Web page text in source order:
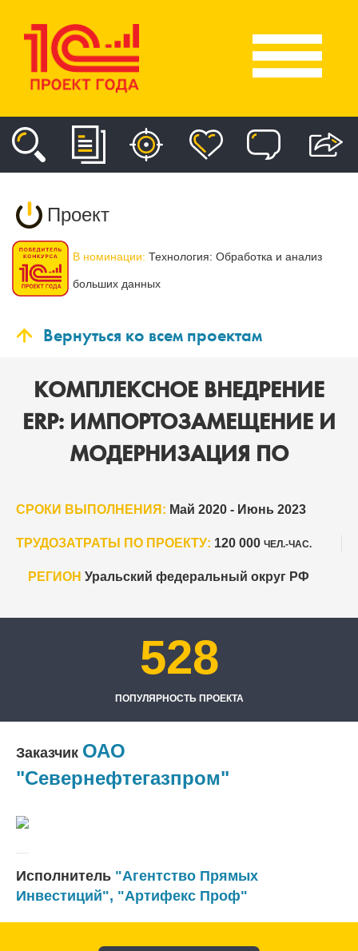
Проект
В номинации: Технология: Обработка и анализ
больших данных
Вернуться ко всем проектам
КОМПЛЕКСНОЕ ВНЕДРЕНИЕ
ERP: ИМПОРТОЗАМЕЩЕНИЕ И
МОДЕРНИЗАЦИЯ ПО
СРОКИ ВЫПОЛНЕНИЯ: Май 2020 - Июнь 2023
ТРУДОЗАТРАТЫ ПО ПРОЕКТУ: 120 000 ЧЕЛ.-ЧАС.
РЕГИОН Уральский федеральный округ РФ
528
ПОПУЛЯРНОСТЬ ПРОЕКТА
Заказчик ОАО
"Севернефтегазпром"
Исполнитель "Агентство Прямых
Инвестиций", "Артифекс Проф"